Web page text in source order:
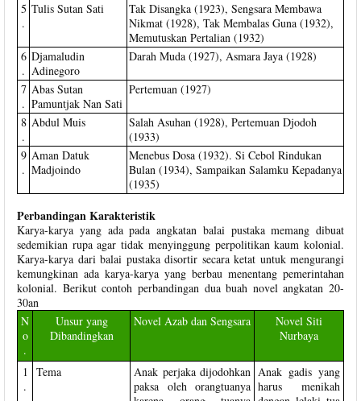
5
.
Tulis Sutan Sati
Tak Disangka (1923), Sengsara Membawa
Nikmat (1928), Tak Membalas Guna (1932),
Memutuskan Pertalian (1932)
6
.
Djamaludin
Adinegoro
Darah Muda (1927), Asmara Jaya (1928)
7
.
Abas Sutan
Pamuntjak Nan Sati
Pertemuan (1927)
8
.
Abdul Muis
Salah Asuhan (1928), Pertemuan Djodoh
(1933)
9
.
Aman Datuk
Madjoindo
Menebus Dosa (1932). Si Cebol Rindukan
Bulan (1934), Sampaikan Salamku Kepadanya
(1935)
Perbandingan Karakteristik
Karya-karya yang ada pada angkatan balai pustaka memang dibuat
sedemikian rupa agar tidak menyinggung perpolitikan kaum kolonial.
Karya-karya dari balai pustaka disortir secara ketat untuk mengurangi
kemungkinan ada karya-karya yang berbau menentang pemerintahan
kolonial. Berikut contoh perbandingan dua buah novel angkatan 20-
30an
N
o
.
Unsur yang
Dibandingkan
Novel Azab dan Sengsara
Novel Siti
Nurbaya
1
.
Tema
Anak perjaka dijodohkan
paksa oleh orangtuanya
Anak gadis yang
harus menikah